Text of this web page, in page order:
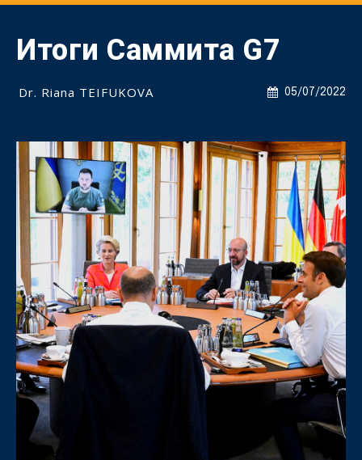
Итоги Cаммита G7
05/07/2022
Dr. Riana TEIFUKOVA